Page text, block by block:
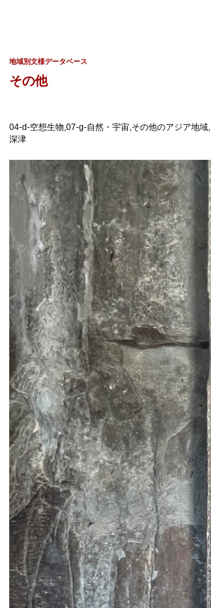
地域別文様データベース
その他
04-d-空想生物,07-g-自然・宇宙,その他のアジア
深津